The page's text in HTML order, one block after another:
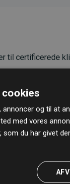
til certificerede
svarer
ordning, der
konkrete
cookies
og til at
med vores
som du har givet